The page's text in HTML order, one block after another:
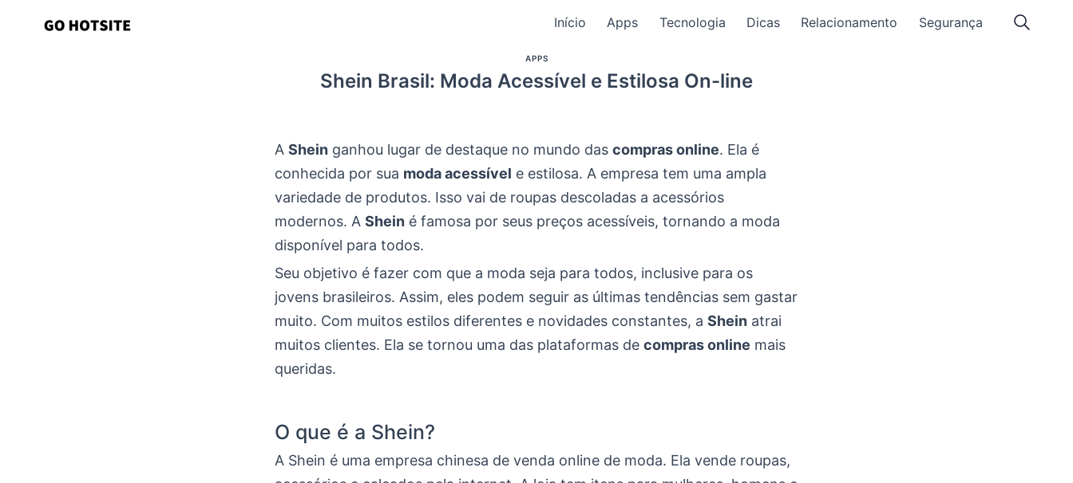
Início Apps Tecnologia Dicas Relacionamento Segurança
APPS
Shein Brasil: Moda Acessível e Estilosa On-line
A Shein ganhou lugar de destaque no mundo das compras online. Ela é
conhecida por sua moda acessível e estilosa. A empresa tem uma ampla
variedade de produtos. Isso vai de roupas descoladas a acessórios
modernos. A Shein é famosa por seus preços acessíveis, tornando a moda
disponível para todos.
Seu objetivo é fazer com que a moda seja para todos, inclusive para os
jovens brasileiros. Assim, eles podem seguir as últimas tendências sem gastar
muito. Com muitos estilos diferentes e novidades constantes, a Shein atrai
muitos clientes. Ela se tornou uma das plataformas de compras online mais
queridas.
O que é a Shein?
A Shein é uma empresa chinesa de venda online de moda. Ela vende roupas,